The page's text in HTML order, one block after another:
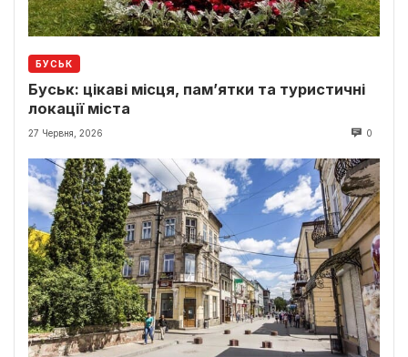
БУСЬК
Буськ: цікаві місця, пам’ятки та туристичні
локації міста
27 Червня, 2026 0